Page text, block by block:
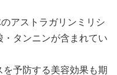
アストラガリンミリシ
・タンニンが含まれてい
予防する美容効果も期